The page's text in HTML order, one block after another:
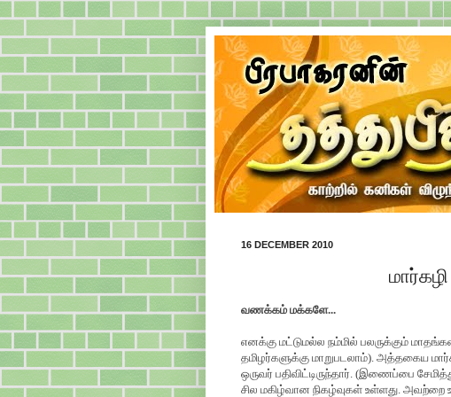
16 DECEMBER 2010
வணக்கம் மக்களே...
எனக்கு மட்டுமல்ல நம்மில் பலருக்கும்
தமிழர்களுக்கு மாறுபடலாம்). அத்தகைய
ஒருவர் பதிவிட்டிருந்தார். (இணைப்பை
சில மகிழ்வான நிகழ்வுகள் உள்ளது. அவற்றை